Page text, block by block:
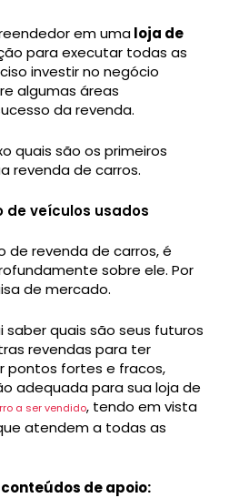
em umaloja de
para executar todas as
investir no negócio
algumas áreas
da revenda.
quais são os primeiros
revenda de carros.
de veículos usados
de revenda de carros, é
sobre ele. Por
de mercado.
saber quais são seus futuros
revendas para ter
pontos fortes e fracos,
adequada para sua loja de
a ser vendido, tendo em vista
atendem a todas as
de apoio: